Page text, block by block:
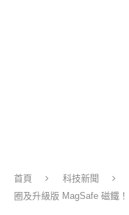
首頁 科技新聞
圈及升級版 MagSafe 磁鐵！